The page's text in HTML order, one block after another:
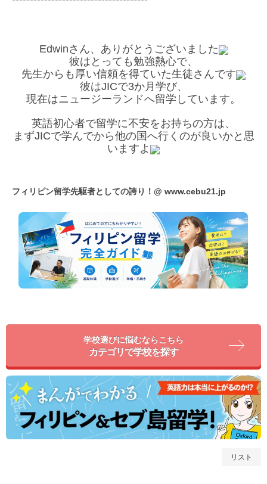
Edwinさん、ありがとうございました
彼はとっても勉強熱心で、
先生からも厚い信頼を得ていた生徒さんです
彼はJICで3か月学び、
現在はニュージーランドへ留学しています。
英語初心者で留学に不安をお持ちの方は、
まずJICで学んでから他の国へ行くのが良いかと思
いますよ
フィリピン留学先駆者としての誇り！@ www.cebu21.jp
学校選びに悩むならこちら
カテゴリで学校を探す
リスト